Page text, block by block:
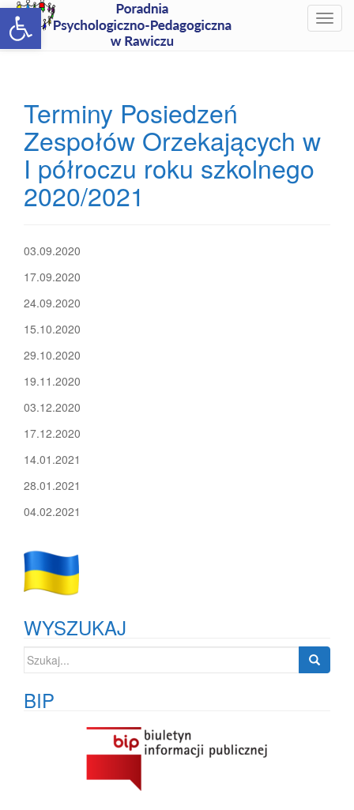
Open toolbar
T
Terminy Posiedzeń
Zespołów Orzekających w
I półroczu roku szkolnego
2020/2021
03.09.2020
17.09.2020
24.09.2020
15.10.2020
29.10.2020
19.11.2020
03.12.2020
17.12.2020
14.01.2021
28.01.2021
04.02.2021
WYSZUKAJ
Szukaj:
BIP